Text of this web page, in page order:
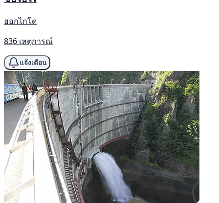
ฮอกไกโด
836 เหตุการณ์
แจ้งเตือน